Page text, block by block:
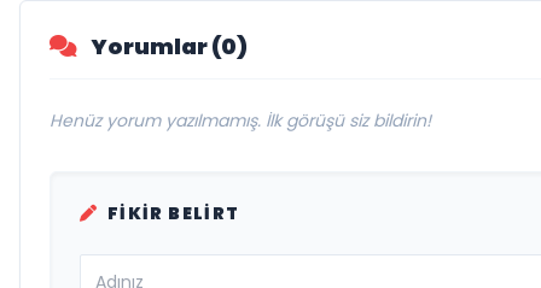
Yorumlar (0)
Henüz yorum yazılmamış. İlk görüşü siz bildirin!
FIKIR BELIRT